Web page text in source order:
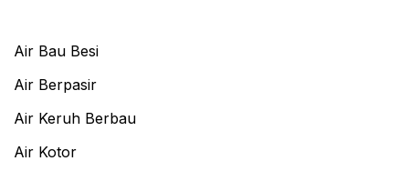
Air Bau Besi
Air Berpasir
Air Keruh Berbau
Air Kotor